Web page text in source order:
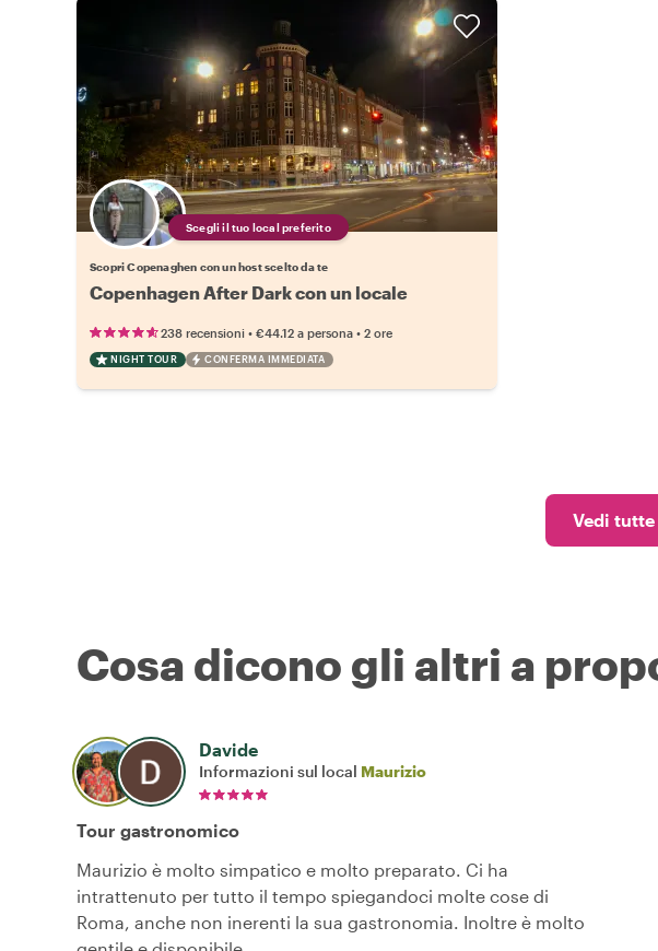
Scegli il tuo local preferito
Scopri Copenaghen con un host scelto da te
Copenhagen After Dark con un locale
238 recensioni • €44.12 a persona • 2 ore
NIGHT TOUR CONFERMA IMMEDIATA
Vedi tutte
Cosa dicono gli altri a
Davide
Informazioni sul local Maurizio
Tour gastronomico
Maurizio è molto simpatico e molto preparato. Ci ha
intrattenuto per tutto il tempo spiegandoci molte cose di
Roma, anche non inerenti la sua gastronomia. Inoltre è molto